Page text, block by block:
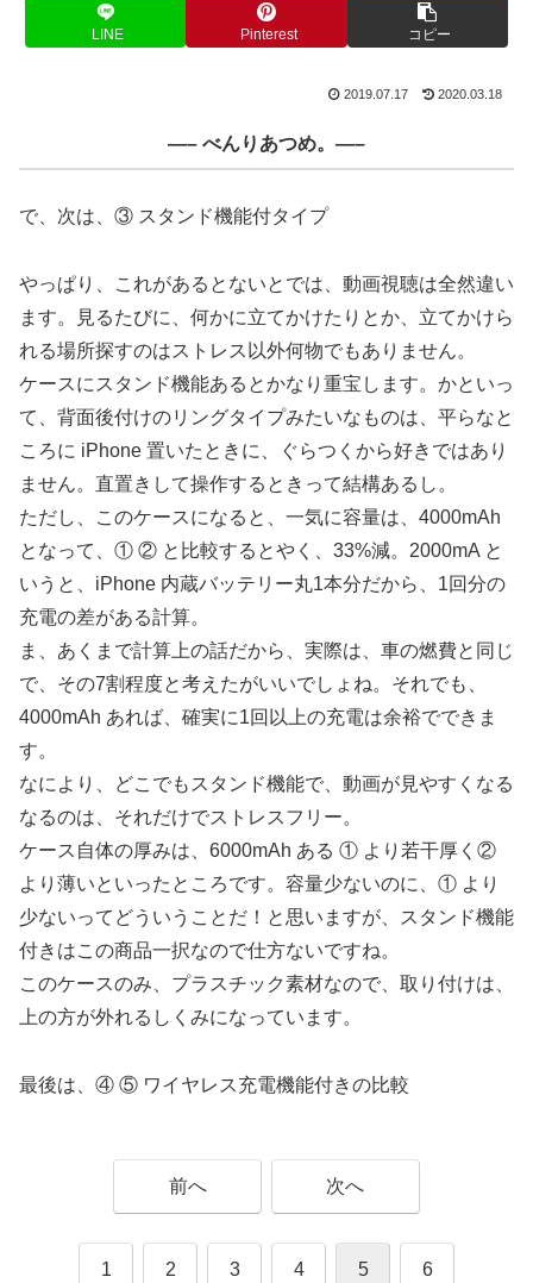
LINE Pinterest コピー
2019.07.17 2020.03.18
—– べんりあつめ。—–
で、次は、③ スタンド機能付タイプ
やっぱり、これがあるとないとでは、動画視聴は全然違い
ます。見るたびに、何かに立てかけたりとか、立てかけら
れる場所探すのはストレス以外何物でもありません。
ケースにスタンド機能あるとかなり重宝します。かといっ
て、背面後付けのリングタイプみたいなものは、平らなと
ころに iPhone 置いたときに、ぐらつくから好きではあり
ません。直置きして操作するときって結構あるし。
ただし、このケースになると、一気に容量は、4000mAh
となって、① ② と比較するとやく、33%減。2000mA と
いうと、iPhone 内蔵バッテリー丸1本分だから、1回分の
充電の差がある計算。
ま、あくまで計算上の話だから、実際は、車の燃費と同じ
で、その7割程度と考えたがいいでしょね。それでも、
4000mAh あれば、確実に1回以上の充電は余裕でできま
す。
なにより、どこでもスタンド機能で、動画が見やすくなる
なるのは、それだけでストレスフリー。
ケース自体の厚みは、6000mAh ある ① より若干厚く②
より薄いといったところです。容量少ないのに、① より
少ないってどういうことだ！と思いますが、スタンド機能
付きはこの商品一択なので仕方ないですね。
このケースのみ、プラスチック素材なので、取り付けは、
上の方が外れるしくみになっています。
最後は、④ ⑤ ワイヤレス充電機能付きの比較
前へ 次へ
1 2 3 4 5 6